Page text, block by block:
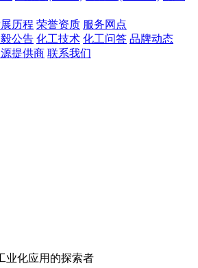
历程 荣誉资质 服务网点
公告 化工技术 化工问答 品牌动态
提供商 联系我们
业化应用的探索者